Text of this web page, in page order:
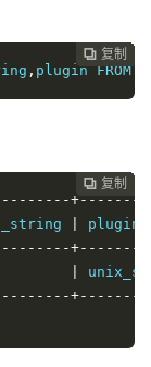
 复制
 复制
 复制
 复制
 复制
 复制
 复制
 复制
 复制
 复制
 复制
 复制
 复制
 复制
 复制
 复制
 复制
 复制
 复制
 复制
 复制
, plugin FROM
 复制
 复制
 复制
 复制
 复制
 复制
 复制
 复制
 复制
 复制
 复制
 复制
 复制
 复制
 复制
 复制
 复制
 复制
 复制
 复制